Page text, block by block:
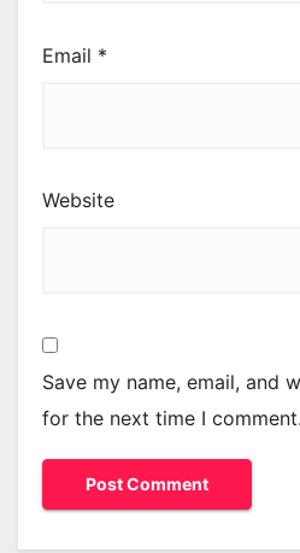
Email *
Website
Save my name, email, and
for the next time I comment.